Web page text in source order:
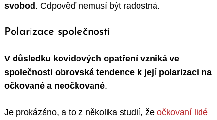
svobod . Odpověď nemusí být radostná.
Polarizace společnosti
V důsledku kovidových opatření vzniká ve
společnosti obrovská tendence k její polarizaci na
očkované a neočkované.
Je prokázáno, a to z několika studií, že očkovaní lidé